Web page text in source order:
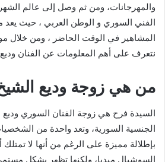
والمهرجانات، ومن ثم وصل إلى عالم
الفني السوري و الوطن العربي ، حيث يعد
المشاهير في الوقت الحاضر ، ومن خلال
نتعرف على أهم المعلومات عن الفنان
من هي زوجة وديع الشيخ
السيدة فرح هي زوجة الفنان السوري
الجنسية السورية، وتعد واحدة من الشخصيات
بإطلالة مميزة على الرغم من أنها لا
السوشيال ميديا، ولكنها تظهر بشكل